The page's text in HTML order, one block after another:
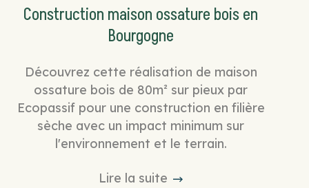
Construction maison ossature bois en
Bourgogne
Découvrez cette réalisation de maison
ossature bois de 80m² sur pieux par
Ecopassif pour une construction en filière
sèche avec un impact minimum sur
l'environnement et le terrain.
Lire la suite